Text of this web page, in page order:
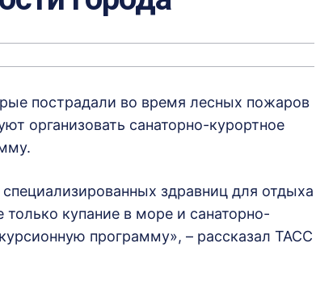
пострадали во время лесных пожаров
организовать санаторно-курортное
здравниц для отдыха
купание в море и санаторно-
программу», – рассказал ТАСС